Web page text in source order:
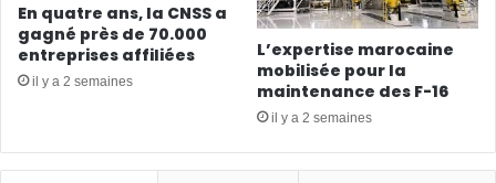
En quatre ans, la CNSS a
gagné près de 70.000
entreprises affiliées
il y a 2 semaines
L’expertise marocaine
mobilisée pour la
maintenance des F-16
il y a 2 semaines